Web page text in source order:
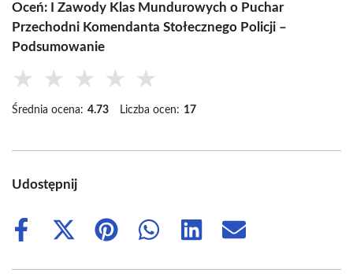
Oceń: I Zawody Klas Mundurowych o Puchar
Przechodni Komendanta Stołecznego Policji –
Podsumowanie
★ ★ ★ ★ ★
Średnia ocena: 4.73 Liczba ocen: 17
Udostępnij
Share
Share
(Twitter)
Share
Share
Share
Share